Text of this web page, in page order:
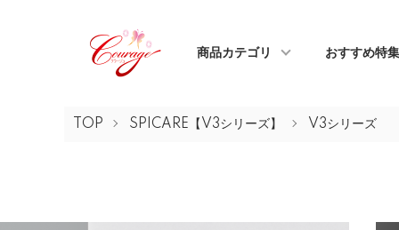
商品カテゴリ おすすめ特
TOP SPICARE【V3シリーズ】 V3シリーズ